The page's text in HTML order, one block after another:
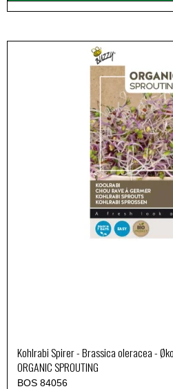
Kohlrabi Spirer - Brassica oleracea -
ORGANIC SPROUTING
BOS 84056